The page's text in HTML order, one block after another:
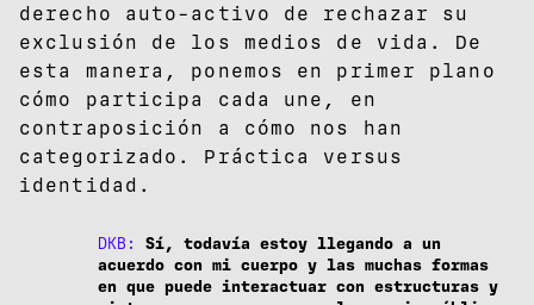
derecho auto-activo de rechazar su
exclusión de los medios de vida. De
esta manera, ponemos en primer plano
cómo participa cada une, en
contraposición a cómo nos han
categorizado. Práctica versus
identidad.
DKB:
Sí, todavía estoy llegando a un
acuerdo con mi cuerpo y las muchas formas
en que puede interactuar con estructuras y